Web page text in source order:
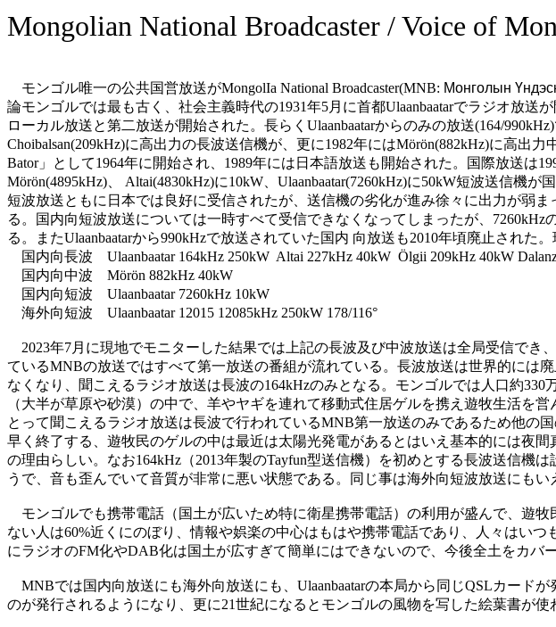
Mongolian National Broadcaster / Voice of
モンゴル唯一の公共国営放送がMongolIa National Broadcaster(MNB: Монголын
論モンゴルでは最も古く、社会主義時代の1931年5月に首都Ulaanbaatarでラジオ放送
ローカル放送と第二放送が開始された。長らくUlaanbaatarからのみの放送(164/
Choibalsan(209kHz)に高出力の長波送信機が、更に1982年にはMörön(882kHz)に高出
Bator」として1964年に開始され、1989年には日本語放送も開始された。国際放送は
Mörön(4895kHz)、 Altai(4830kHz)に10kW、Ulaanbaatar(7260kHz)に50kW短波送信
短波放送ともに日本では良好に受信されたが、送信機の劣化が進み徐々に出力が弱
る。国内向短波放送については一時すべて受信できなくなってしまったが、
る。またUlaanbaatarから990kHzで放送されていた国内 向放送も2010年頃廃止され
国内向長波 Ulaanbaatar 164kHz 250kW Altai 227kHz 40kW Ölgii 209kHz 40kW
国内向中波 Mörön 882kHz 40kW
国内向短波 Ulaanbaatar 7260kHz 10kW
海外向短波 Ulaanbaatar 12015 12085kHz 250kW 178/116°
2023年7月に現地でモニターした結果では上記の長波及び中波放送は全局受信でき
ているMNBの放送ではすべて第一放送の番組が流れている。長波放送は世界的には
なくなり、聞こえるラジオ放送は長波の164kHzのみとなる。モンゴルでは人口約
（大半が草原や砂漠）の中で、羊やヤギを連れて移動式住居ゲルを携え遊牧生活を
とって聞こえるラジオ放送は長波で行われているMNB第一放送のみであるため他の
早く終了する、遊牧民のゲルの中は最近は太陽光発電があるとはいえ基本的には夜
の理由らしい。なお164kHz（2013年製のTayfun型送信機）を初めとする長波送信機
うで、音も歪んでいて音質が非常に悪い状態である。同じ事は海外向短波放送にもい
モンゴルでも携帯電話（国土が広いため特に衛星携帯電話）の利用が盛んで、遊
ない人は60%近くにのぼり、情報や娯楽の中心はもはや携帯電話であり、人々はい
にラジオのFM化やDAB化は国土が広すぎて簡単にはできないので、今後全土をカバ
MNBでは国内向放送にも海外向放送にも、Ulaanbaatarの本局から同じQSLカード
のが発行されるようになり、更に21世紀になるとモンゴルの風物を写した絵葉書が使